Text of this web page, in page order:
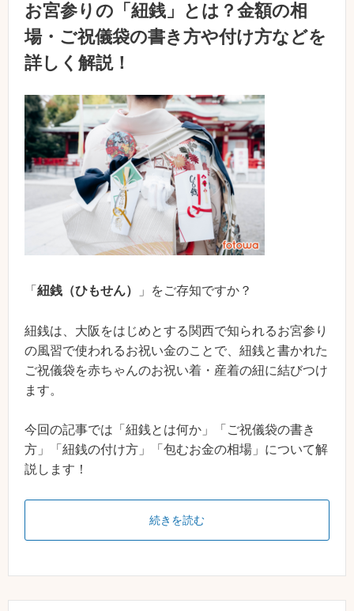
お宮参りの「紐銭」とは？金額の相
場・ご祝儀袋の書き方や付け方などを
詳しく解説！
「 紐銭（ひもせん） 」をご存知ですか？
紐銭は、大阪をはじめとする関西で知られるお宮参り
の風習で使われるお祝い金のことで、紐銭と書かれた
ご祝儀袋を赤ちゃんのお祝い着・産着の紐に結びつけ
ます。
今回の記事では「紐銭とは何か」「ご祝儀袋の書き
方」「紐銭の付け方」「包むお金の相場」について解
説します！
続きを読む